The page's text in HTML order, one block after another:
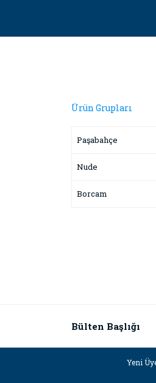
Ürün Grupları
Paşabahçe
Nude
Borcam
Bülten Başlığı
Yeni